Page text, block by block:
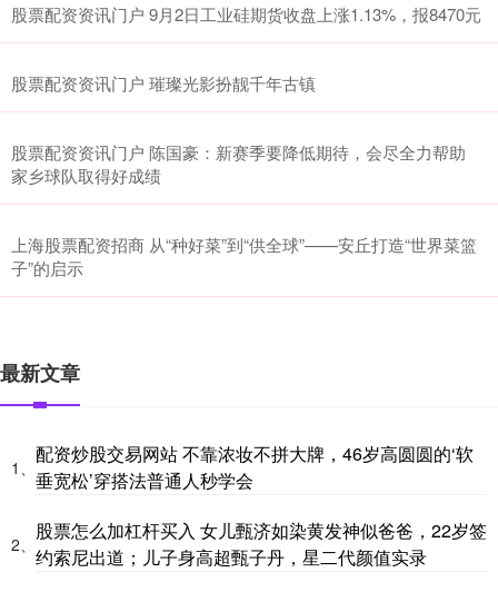
股票配资资讯门户 9月2日工业硅期货收盘上涨1.13%，报8470元
股票配资资讯门户 璀璨光影扮靓千年古镇
股票配资资讯门户 陈国豪：新赛季要降低期待，会尽全力帮助
家乡球队取得好成绩
上海股票配资招商 从“种好菜”到“供全球”——安丘打造“世界菜篮
子”的启示
最新文章
1、
配资炒股交易网站 不靠浓妆不拼大牌，46岁高圆圆的‘软
垂宽松’穿搭法普通人秒学会
2、
股票怎么加杠杆买入 女儿甄济如染黄发神似爸爸，22岁签
约索尼出道；儿子身高超甄子丹，星二代颜值实录